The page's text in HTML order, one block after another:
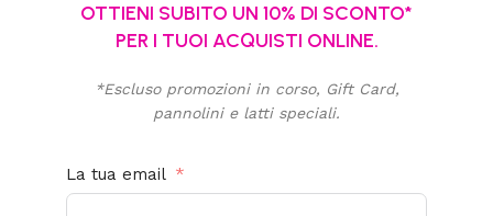
OTTIENI SUBITO UN 10% DI SCONTO*
PER I TUOI ACQUISTI ONLINE.
*Escluso promozioni in corso, Gift Card,
pannolini e latti speciali.
La tua email